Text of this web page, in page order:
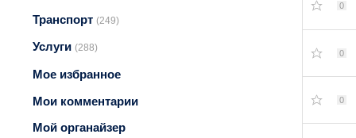
Транспорт (249)
Услуги (288)
Мое избранное
Мои комментарии
Мой органайзер
0
0
0